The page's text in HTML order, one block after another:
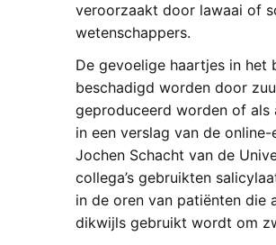
veroorzaakt door lawaai of
wetenschappers.
De gevoelige haartjes in het
beschadigd worden door
geproduceerd worden of
in een verslag van de
Jochen Schacht van de
collega’s gebruikten
in de oren van patiënten die
dikwijls gebruikt wordt om